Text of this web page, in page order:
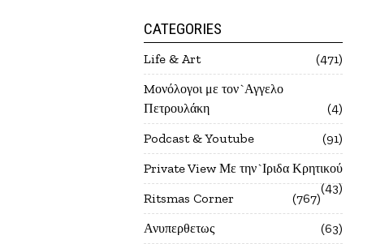
CATEGORIES
Life & Art
471
Mονόλογοι με τον`Αγγελο
Πετρουλάκη
4
Podcast & Youtube
91
Private View Με την`Ιριδα Κρητικού
43
Ritsmas Corner
767
Ανυπερθετως
63